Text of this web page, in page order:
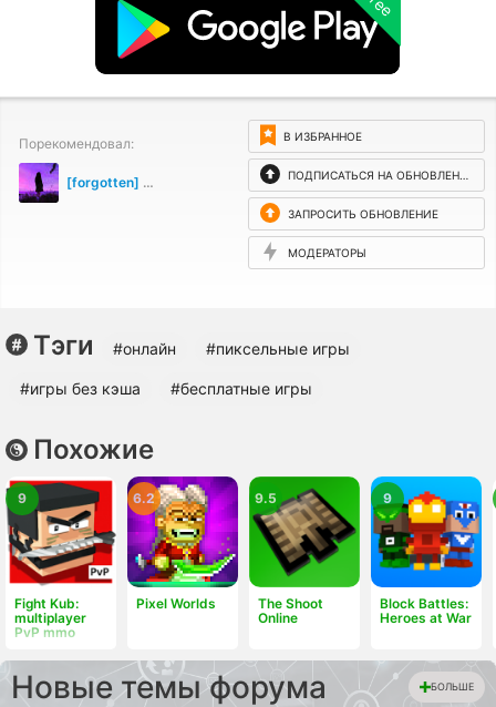
Порекомендовал:
[forgotten] How much is your life worth
В ИЗБРАННОЕ
ПОДПИСАТЬСЯ НА ОБНОВЛЕНИЯ
ЗАПРОСИТЬ ОБНОВЛЕНИЕ
МОДЕРАТОРЫ
Тэги #онлайн #пиксельные игры
#игры без кэша #бесплатные игры
Похожие
Fight Kub:
multiplayer
PvP mmo
9
Pixel Worlds
6.2
The Shoot
Online
9.5
Block Battles:
Heroes at War
9
Новые темы форума БОЛЬШЕ